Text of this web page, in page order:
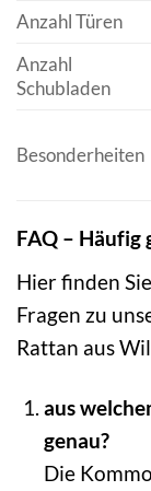
Anzahl Türen
Anzahl
Schubladen
Besonderheiten
FAQ – Häufig
Hier finden
Fragen zu
Rattan aus
aus
genau?
Die